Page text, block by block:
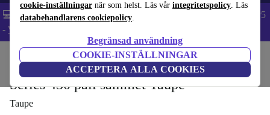
cookie-inställningar när som helst. Läs vår integritetspolicy. Läs
databehandlarens cookiepolicy.
Begränsad användning
COOKIE-INSTÄLLNINGAR
ACCEPTERA ALLA COOKIES
💻 Extra 5% rabatt på alla MacBooks och laptops - Code: LAPTOP5
- Villkor
Hushåll Möbler
Series 430 pall sammet Taupe
Taupe